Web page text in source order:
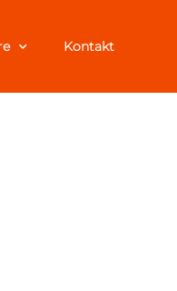
Kontakt